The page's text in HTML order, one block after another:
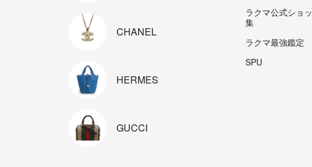
CHANEL
HERMES
GUCCI
ラクマ公式ショ
集
ラクマ最強鑑定
SPU